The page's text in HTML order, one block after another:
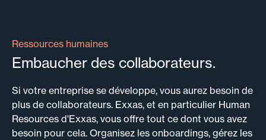
Ressources humaines
Embaucher des collaborateurs.
Si votre entreprise se développe, vous aurez besoin de
plus de collaborateurs. Exxas, et en particulier Human
Resources d'Exxas, vous offre tout ce dont vous avez
besoin pour cela. Organisez les onboardings, gérez les